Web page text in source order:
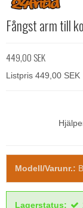
Fångst arm till
449,00 SEK
Listpris 449,00 SEK
Modell/Varunr.:
Lagerstatus: